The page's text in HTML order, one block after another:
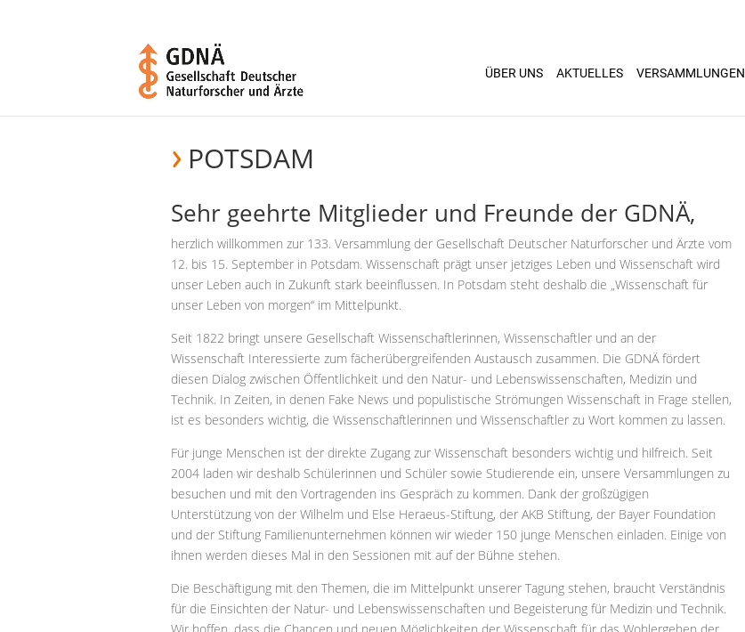
ÜBER UNS AKTUELLES VERSAMMLUNGEN
POTSDAM
Sehr geehrte Mitglieder und Freunde der GDNÄ,
herzlich willkommen zur 133. Versammlung der Gesellschaft Deutscher Naturforscher und Ärzte vom
12. bis 15. September in Potsdam. Wissenschaft prägt unser jetziges Leben und Wissenschaft wird
unser Leben auch in Zukunft stark beeinflussen. In Potsdam steht deshalb die „Wissenschaft für
unser Leben von morgen“ im Mittelpunkt.
Seit 1822 bringt unsere Gesellschaft Wissenschaftlerinnen, Wissenschaftler und an der
Wissenschaft Interessierte zum fächerübergreifenden Austausch zusammen. Die GDNÄ fördert
diesen Dialog zwischen Öffentlichkeit und den Natur- und Lebenswissenschaften, Medizin und
Technik. In Zeiten, in denen Fake News und populistische Strömungen Wissenschaft in Frage stellen,
ist es besonders wichtig, die Wissenschaftlerinnen und Wissenschaftler zu Wort kommen zu lassen.
Für junge Menschen ist der direkte Zugang zur Wissenschaft besonders wichtig und hilfreich. Seit
2004 laden wir deshalb Schülerinnen und Schüler sowie Studierende ein, unsere Versammlungen zu
besuchen und mit den Vortragenden ins Gespräch zu kommen. Dank der großzügigen
Unterstützung von der Wilhelm und Else Heraeus-Stiftung, der AKB Stiftung, der Bayer Foundation
und der Stiftung Familienunternehmen können wir wieder 150 junge Menschen einladen. Einige von
ihnen werden dieses Mal in den Sessionen mit auf der Bühne stehen.
Die Beschäftigung mit den Themen, die im Mittelpunkt unserer Tagung stehen, braucht Verständnis
für die Einsichten der Natur- und Lebenswissenschaften und Begeisterung für Medizin und Technik.